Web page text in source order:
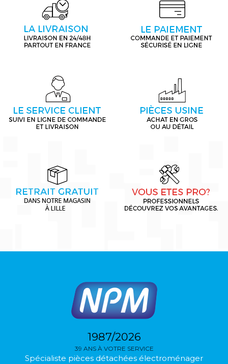
1987/2026
39 ANS À VOTRE SERVICE
Spécialiste pièces détachées électroménager